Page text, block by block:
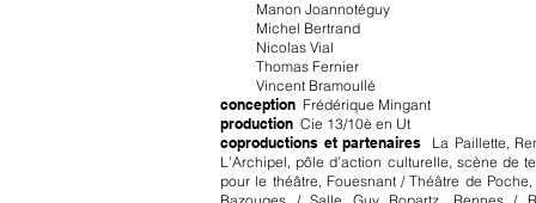
Manon Joannotéguy
Michel Bertrand
Nicolas Vial
Thomas Fernier
Vincent Bramoullé
conception Frédérique Mingant
production Cie 13/10è en Ut
coproductions et partenaires La Paillette,
L’Archipel, pôle d’action culturelle, scène de
pour le théâtre, Fouesnant / Théâtre de